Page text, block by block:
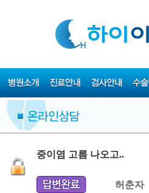
중이염 고름 나오고..
허춘자